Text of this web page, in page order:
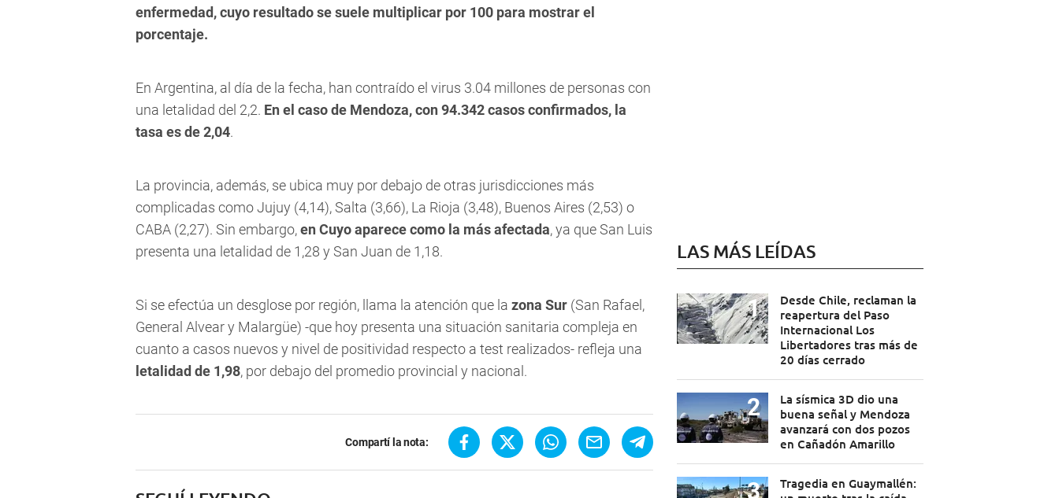
enfermedad, cuyo resultado se suele multiplicar por 100 para mostrar el
porcentaje.
En Argentina, al día de la fecha, han contraído el virus 3.04 millones de personas con
una letalidad del 2,2. En el caso de Mendoza, con 94.342 casos confirmados, la
tasa es de 2,04.
La provincia, además, se ubica muy por debajo de otras jurisdicciones más
complicadas como Jujuy (4,14), Salta (3,66), La Rioja (3,48), Buenos Aires (2,53) o
CABA (2,27). Sin embargo,en Cuyo aparece como la más afectada, ya que San Luis
presenta una letalidad de 1,28 y San Juan de 1,18.
Si se efectúa un desglose por región, llama la atención que la zona Sur (San Rafael,
General Alvear y Malargüe) -que hoy presenta una situación sanitaria compleja en
cuanto a casos nuevos y nivel de positividad respecto a test realizados- refleja una
letalidad de 1,98, por debajo del promedio provincial y nacional.
Compartí la nota:
LAS MÁS LEÍDAS
Desde Chile, reclaman la
reapertura del Paso
Internacional Los
Libertadores tras más de
20 días cerrado
La sísmica 3D dio una
buena señal y Mendoza
avanzará con dos pozos
en Cañadón Amarillo
Tragedia en Guaymallén: